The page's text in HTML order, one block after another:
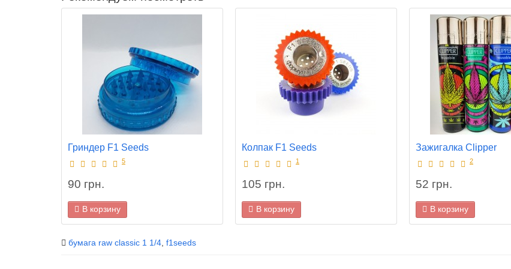
Гриндер F1 Seeds
5
90 грн.
В корзину
Колпак F1 Seeds
1
105 грн.
В корзину
Зажигалка Clipper
2
52 грн.
В корзину
бумага raw classic 1 1/4 f1seeds